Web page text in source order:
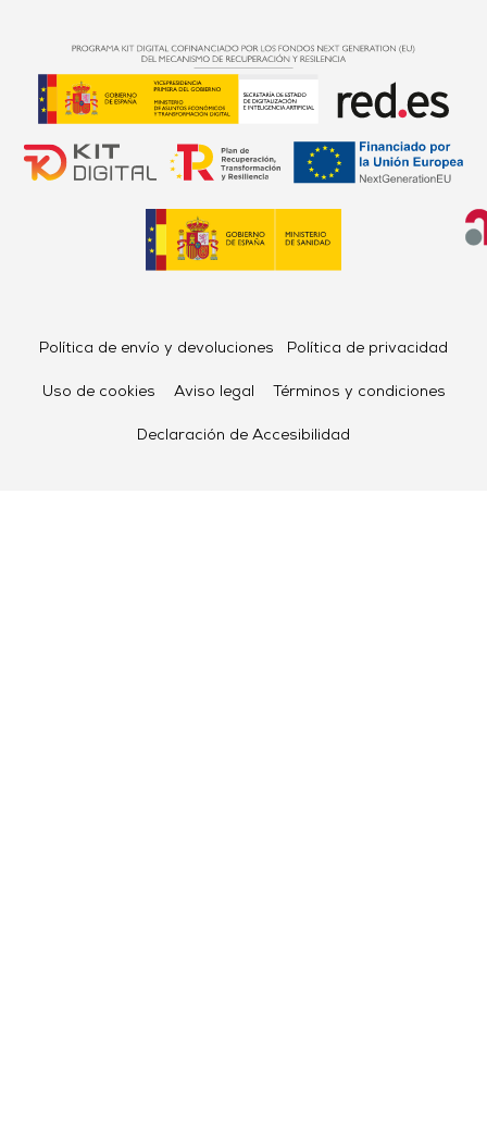
Política de envío y devoluciones Política de privacidad
Uso de cookies Aviso legal Términos y condiciones
Declaración de Accesibilidad